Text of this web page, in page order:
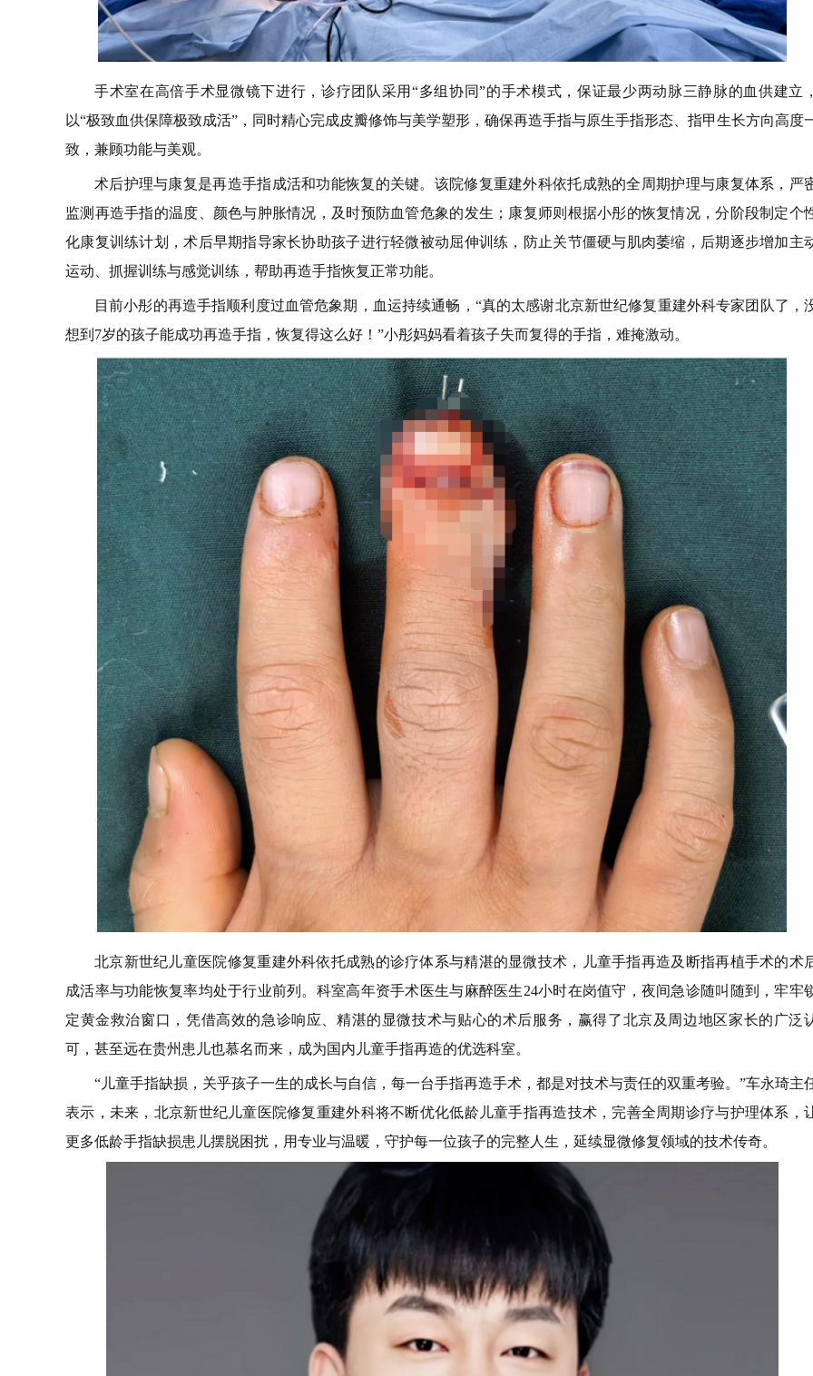
手术室在高倍手术显微镜下进行，诊疗团队采用“多组协同”的手术模式，保证最少两动脉三静脉的血供建立，
以“极致血供保障极致成活”，同时精心完成皮瓣修饰与美学塑形，确保再造手指与原生手指形态、指甲生长方向高度
致，兼顾功能与美观。
术后护理与康复是再造手指成活和功能恢复的关键。该院修复重建外科依托成熟的全周期护理与康复体系，严
监测再造手指的温度、颜色与肿胀情况，及时预防血管危象的发生；康复师则根据小彤的恢复情况，分阶段制定个
化康复训练计划，术后早期指导家长协助孩子进行轻微被动屈伸训练，防止关节僵硬与肌肉萎缩，后期逐步增加主
运动、抓握训练与感觉训练，帮助再造手指恢复正常功能。
目前小彤的再造手指顺利度过血管危象期，血运持续通畅，“真的太感谢北京新世纪修复重建外科专家团队了，
想到7岁的孩子能成功再造手指，恢复得这么好！”小彤妈妈看着孩子失而复得的手指，难掩激动。
北京新世纪儿童医院修复重建外科依托成熟的诊疗体系与精湛的显微技术，儿童手指再造及断指再植手术的术
成活率与功能恢复率均处于行业前列。科室高年资手术医生与麻醉医生24小时在岗值守，夜间急诊随叫随到，牢牢
定黄金救治窗口，凭借高效的急诊响应、精湛的显微技术与贴心的术后服务，赢得了北京及周边地区家长的广泛
可，甚至远在贵州患儿也慕名而来，成为国内儿童手指再造的优选科室。
“儿童手指缺损，关乎孩子一生的成长与自信，每一台手指再造手术，都是对技术与责任的双重考验。”车永琦主
表示，未来，北京新世纪儿童医院修复重建外科将不断优化低龄儿童手指再造技术，完善全周期诊疗与护理体系，
更多低龄手指缺损患儿摆脱困扰，用专业与温暖，守护每一位孩子的完整人生，延续显微修复领域的技术传奇。